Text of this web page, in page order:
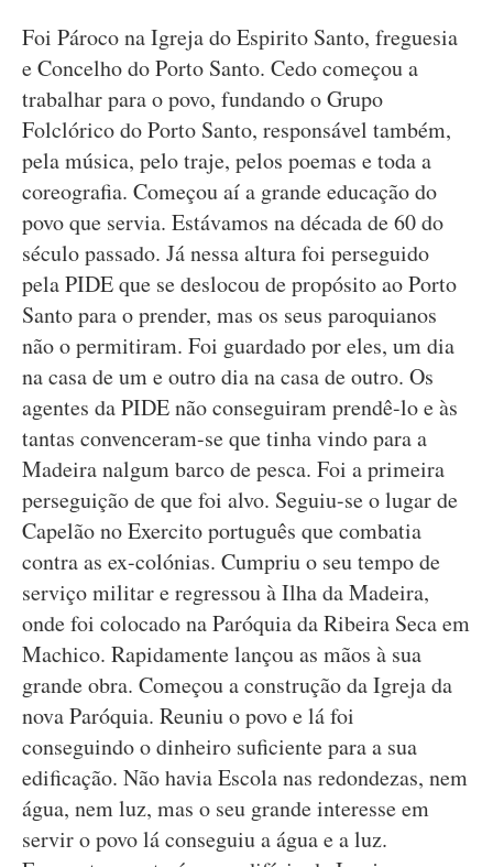
Foi Pároco na Igreja do Espirito Santo, freguesia
e Concelho do Porto Santo. Cedo começou a
trabalhar para o povo, fundando o Grupo
Folclórico do Porto Santo, responsável também,
pela música, pelo traje, pelos poemas e toda a
coreografia. Começou aí a grande educação do
povo que servia. Estávamos na década de 60 do
século passado. Já nessa altura foi perseguido
pela PIDE que se deslocou de propósito ao Porto
Santo para o prender, mas os seus paroquianos
não o permitiram. Foi guardado por eles, um dia
na casa de um e outro dia na casa de outro. Os
agentes da PIDE não conseguiram prendê-lo e às
tantas convenceram-se que tinha vindo para a
Madeira nalgum barco de pesca. Foi a primeira
perseguição de que foi alvo. Seguiu-se o lugar de
Capelão no Exercito português que combatia
contra as ex-colónias. Cumpriu o seu tempo de
serviço militar e regressou à Ilha da Madeira,
onde foi colocado na Paróquia da Ribeira Seca em
Machico. Rapidamente lançou as mãos à sua
grande obra. Começou a construção da Igreja da
nova Paróquia. Reuniu o povo e lá foi
conseguindo o dinheiro suficiente para a sua
edificação. Não havia Escola nas redondezas, nem
água, nem luz, mas o seu grande interesse em
servir o povo lá conseguiu a água e a luz.